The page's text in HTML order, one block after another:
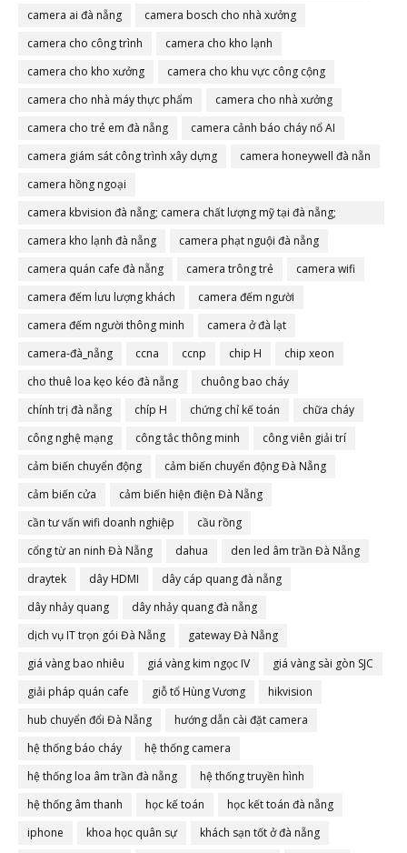
camera ai đà nẵng
camera bosch cho nhà xưởng
camera cho công trình
camera cho kho lạnh
camera cho kho xưởng
camera cho khu vực công cộng
camera cho nhà máy thực phẩm
camera cho nhà xưởng
camera cho trẻ em đà nẵng
camera cảnh báo cháy nổ AI
camera giám sát công trình xây dựng
camera honeywell đà nẵn
camera hồng ngoại
camera kbvision đà nẵng; camera chất lượng mỹ tại đà nẵng;
camera đà nẵng
camera kho lạnh đà nẵng
camera phạt nguội đà nẵng
camera quán cafe đà nẵng
camera trông trẻ
camera wifi
camera đếm lưu lượng khách
camera đếm người
camera đếm người thông minh
camera ở đà lạt
camera-đà_nẵng
ccna ccnp chip H
chip xeon
cho thuê loa kẹo kéo đà nẵng
chuông bao cháy
chính trị đà nẵng
chíp H chứng chỉ kế toán
chữa cháy
công nghệ mạng
công tắc thông minh
công viên giải trí
cảm biến chuyển động
cảm biến chuyển động Đà Nẵng
cảm biến cửa
cảm biến hiện điện Đà Nẵng
cần tư vấn wifi doanh nghiệp
cầu rồng
cổng từ an ninh Đà Nẵng
dahua
den led âm trần Đà Nẵng
draytek
dây HDMI
dây cáp quang đà nẵng
dây nhảy quang
dây nhảy quang đà nẵng
dịch vụ IT trọn gói Đà Nẵng
gateway Đà Nẵng
giá vàng bao nhiêu
giá vàng kim ngọc IV
giá vàng sài gòn SJC
giải pháp quán cafe
giỗ tổ Hùng Vương
hikvision
hub chuyển đổi Đà Nẵng
hướng dẫn cài đặt camera
hệ thống báo cháy
hệ thống camera
hệ thống loa âm trần đà nẵng
hệ thống truyền hình
hệ thống âm thanh
học kế toán
học kết toán đà nẵng
iphone
khoa học quân sự khách sạn tốt ở đà nẵng